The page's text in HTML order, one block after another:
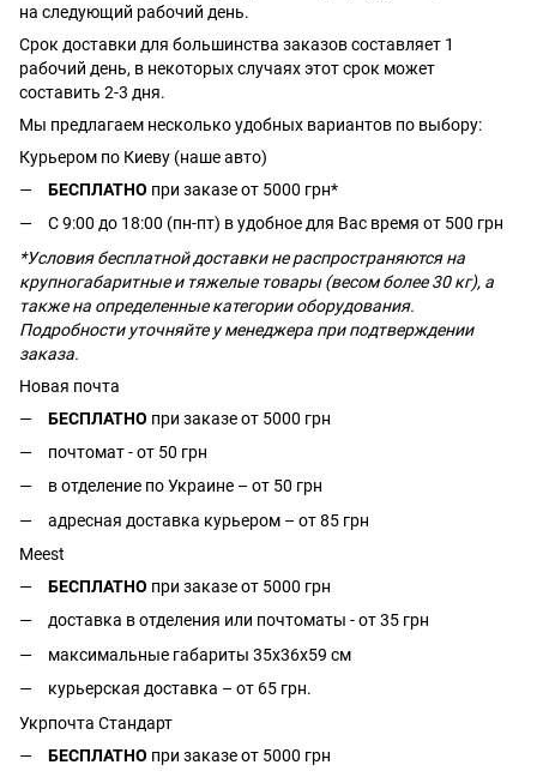
на следующий рабочий день.
Срок доставки для большинства заказов составляет 1
рабочий день, в некоторых случаях этот срок может
составить 2-3 дня.
Мы предлагаем несколько удобных вариантов по выбору:
Курьером по Киеву (наше авто)
БЕСПЛАТНО при заказе от 5000 грн*
С 9:00 до 18:00 (пн-пт) в удобное для Вас время от 500 грн
*Условия бесплатной доставки не распространяются на
крупногабаритные и тяжелые товары (весом более 30 кг), а
также на определенные категории оборудования.
Подробности уточняйте у менеджера при подтверждении
заказа.
Новая почта
БЕСПЛАТНО при заказе от 5000 грн
почтомат - от 50 грн
в отделение по Украине – от 50 грн
адресная доставка курьером – от 85 грн
Meest
БЕСПЛАТНО при заказе от 5000 грн
доставка в отделения или почтоматы - от 35 грн
максимальные габариты 35x36x59 см
курьерская доставка – от 65 грн.
Укрпочта Стандарт
БЕСПЛАТНО при заказе от 5000 грн